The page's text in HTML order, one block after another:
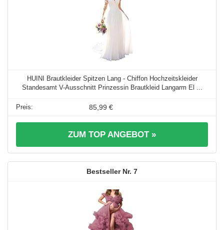
HUINI Brautkleider Spitzen Lang - Chiffon Hochzeitskleider
Standesamt V-Ausschnitt Prinzessin Brautkleid Langarm El ...
85,99 €
ZUM TOP ANGEBOT »
7